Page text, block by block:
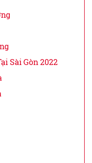
Sài Gòn 2022